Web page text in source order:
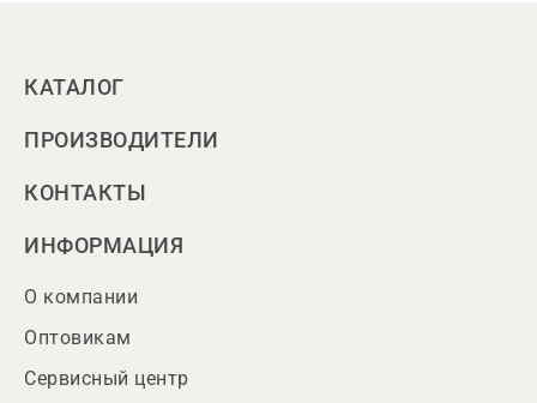
КАТАЛОГ
ПРОИЗВОДИТЕЛИ
КОНТАКТЫ
ИНФОРМАЦИЯ
О компании
Оптовикам
Сервисный центр